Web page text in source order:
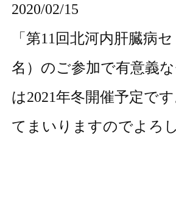
2020/02/15
「第11回北河内肝臓病
名）のご参加で有意義
は2021年冬開催予定で
てまいりますのでよろ